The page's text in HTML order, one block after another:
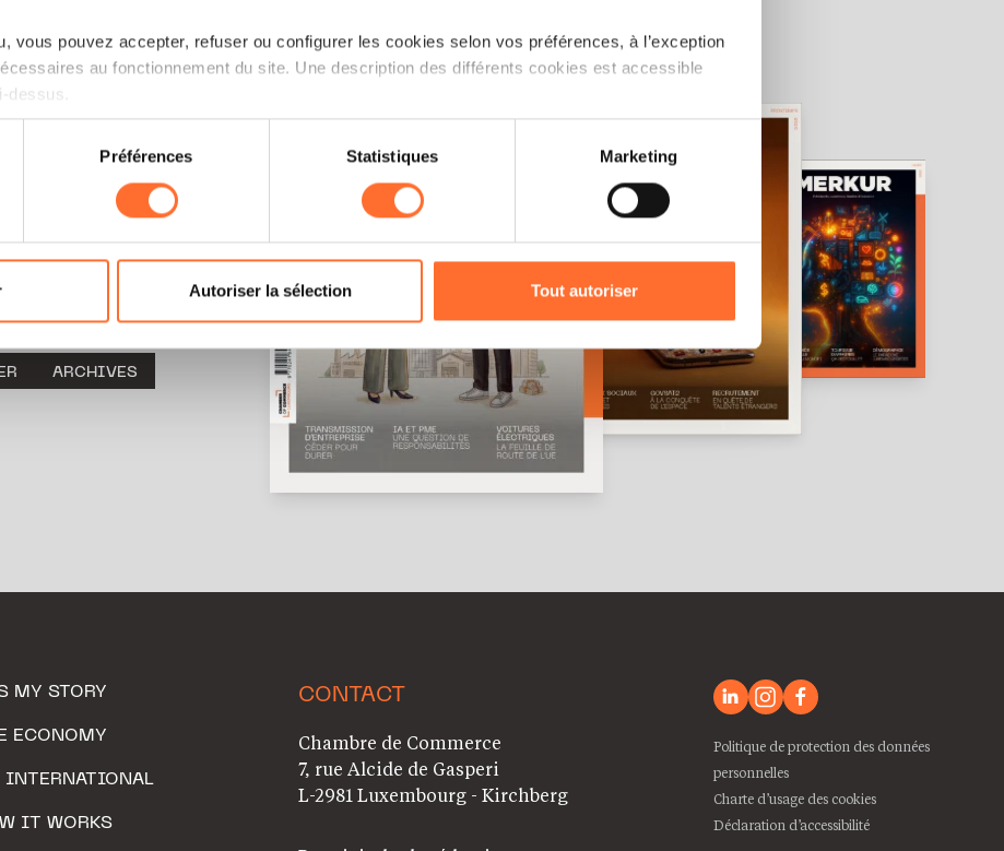
vous pouvez accepter, refuser ou configurer les cookies selon vos préférences, à l’exception
au fonctionnement du site. Une description des différents cookies est accessible
sur le site et certaines fonctionnalités (ex : lecture de vidéos, partage sur les réseaux
ou des cookies non nécessaires.
consulter notreCharte d’usage des cookieset notrePolitique de protection des données
Préférences Statistiques Marketing
Autoriser la sélection Tout autoriser
!
ARCHIVES
MY STORY
ECONOMY
INTERNATIONAL
IT WORKS
CONTACT
Chambre de Commerce
7, rue Alcide de Gasperi
L-2981 Luxembourg - Kirchberg
Politique de protection des données
personnelles
Charte d’usage des cookies
Déclaration d’accessibilité